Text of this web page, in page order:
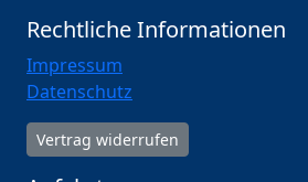
Rechtliche Informationen
Impressum
Datenschutz
Vertrag widerrufen